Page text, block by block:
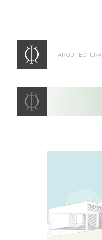
ARQUITECTURA